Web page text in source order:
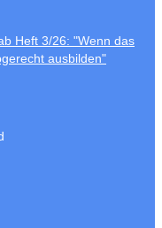
Heft 3/26: "Wenn das
ausbilden"